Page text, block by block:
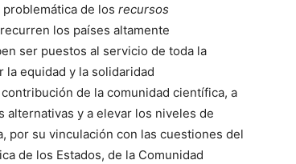
de los recursos
los países altamente
ser puestos al servicio de toda la
la equidad y la solidaridad
de la comunidad científica, a
y a elevar los niveles de
por su vinculación con las cuestiones del
de los Estados, de la Comunidad